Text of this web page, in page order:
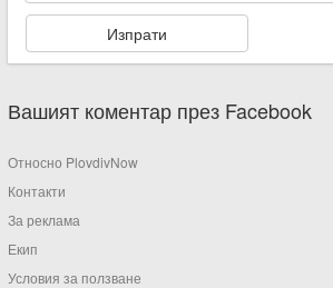
Вашият коментар през Facebook
Относно PlovdivNow
Контакти
За реклама
Екип
Условия за ползване